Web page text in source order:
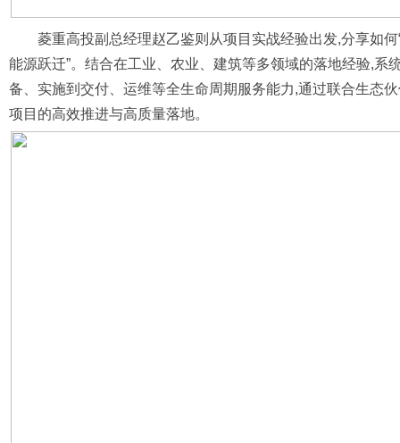
菱重高投副总经理赵乙鉴则从项目实战经验出发,分享如
能源跃迁”。结合在工业、农业、建筑等多领域的落地经验,系
备、实施到交付、运维等全生命周期服务能力,通过联合生态
项目的高效推进与高质量落地。